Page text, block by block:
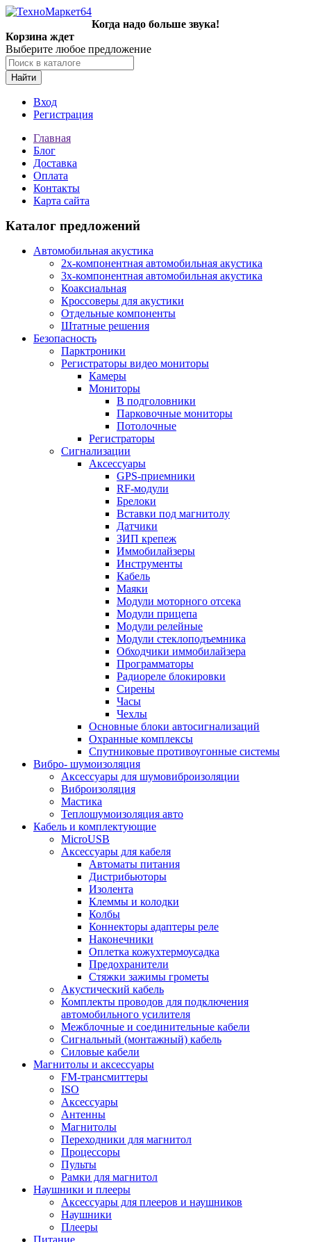
Когда надо больше звука!
Корзина ждет
Выберите любое предложение
Найти
Вход
Регистрация
Главная
Блог
Доставка
Оплата
Контакты
Карта сайта
Каталог предложений
Автомобильная акустика
2х-компонентная автомобильная акустика
3х-компонентная автомобильная акустика
Коаксиальная
Кроссоверы для акустики
Отдельные компоненты
Штатные решения
Безопасность
Парктроники
Регистраторы видео мониторы
Камеры
Мониторы
В подголовники
Парковочные мониторы
Потолочные
Регистраторы
Сигнализации
Аксессуары
GPS-приемники
RF-модули
Брелоки
Вставки под магнитолу
Датчики
ЗИП крепеж
Иммобилайзеры
Инструменты
Кабель
Маяки
Модули моторного отсека
Модули прицепа
Модули релейные
Модули стеклоподъемника
Обходчики иммобилайзера
Программаторы
Радиореле блокировки
Сирены
Часы
Чехлы
Основные блоки автосигнализаций
Охранные комплексы
Спутниковые противоугонные системы
Вибро- шумоизоляция
Аксессуары для шумовиброизоляции
Виброизоляция
Мастика
Теплошумоизоляция авто
Кабель и комплектующие
MicroUSB
Аксессуары для кабеля
Автоматы питания
Дистрибьюторы
Изолента
Клеммы и колодки
Колбы
Коннекторы адаптеры реле
Наконечники
Оплетка кожухтермоусадка
Предохранители
Стяжки зажимы грометы
Акустический кабель
Комплекты проводов для подключения
автомобильного усилителя
Межблочные и соединительные кабели
Сигнальный (монтажный) кабель
Силовые кабели
Магнитолы и аксессуары
FM-трансмиттеры
ISO
Аксессуары
Антенны
Магнитолы
Переходники для магнитол
Процессоры
Пульты
Рамки для магнитол
Наушники и плееры
Аксессуары для плееров и наушников
Наушники
Плееры
Питание